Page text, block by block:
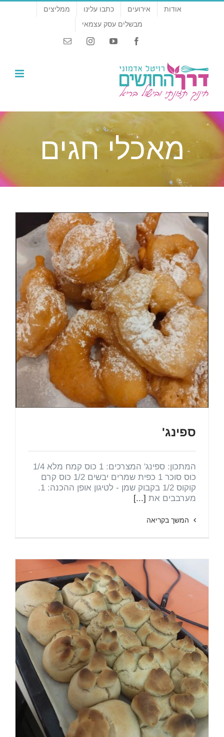
דלג
אודות אירועים כתבו עלינו
ממליצים
מבשלים עסק עצמאי
Facebook
YouTube
Instagram
Email
מאכלי חגים
ספינג'
המתכון: ספינג' המצרכים: 1 כוס קמח מלא 1/4
כוס סוכר 1 כפית שמרים יבשים 1/2 כוס קרם
קוקוס 1/2 בקבוק שמן - לטיגון אופן ההכנה: 1.
מערבבים את [...]
המשך בקריאה